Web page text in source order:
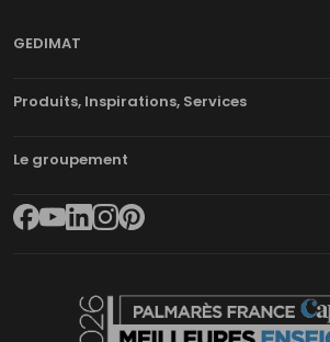
GEDIMAT
Produits, Inspirations, Services
Le groupement